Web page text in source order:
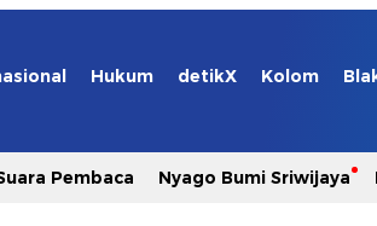
Hukum detikX Kolom
Pembaca Nyago Bumi Sriwijaya